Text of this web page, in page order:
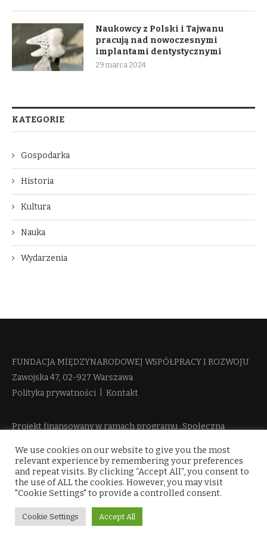
Naukowcy z Polski i Tajwanu
pracują nad nowoczesnymi
implantami dentystycznymi
29 marca 2024
KATEGORIE
Gospodarka
Historia
Kultura
Nauka
Wydarzenia
FUNDACJA MIĘDZYNARODOWEJ WSPÓŁPRACY I ROZWOJU​
Zawojska 47, 02-927 Warszawa
Polityka prywatności
Kontakt
Projekt finansowany w ramach programu „Społeczna
więcej informacji
We use cookies on our website to give you the most
relevant experience by remembering your preferences
and repeat visits. By clicking “Accept All”, you consent to
the use of ALL the cookies. However, you may visit
"Cookie Settings" to provide a controlled consent.
Cookie Settings Accept All